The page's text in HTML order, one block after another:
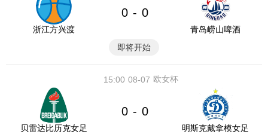
浙江方兴渡
0 - 0
青岛崂山啤酒
即将开始
08-07
15:00 欧女杯
贝雷达比历克女足
0 - 0
明斯克戴拿模女足